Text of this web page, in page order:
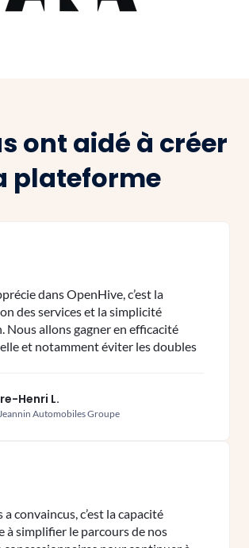
ont aidé à créer
plateforme
dans OpenHive, c’est la
des services et la simplicité
Nous allons gagner en efficacité
et notamment éviter les doubles
Henri L.
Automobiles Groupe
convaincus, c’est la capacité
à simplifier le parcours de nos